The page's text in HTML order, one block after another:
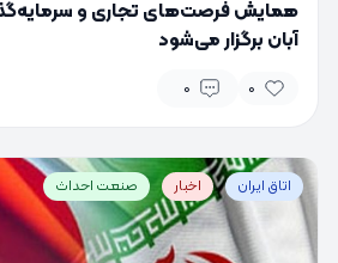
همایش فرصت‌های تجاری و
آبان برگزار می‌شود
0
0
اتاق ایران اخبار صنعت احداث